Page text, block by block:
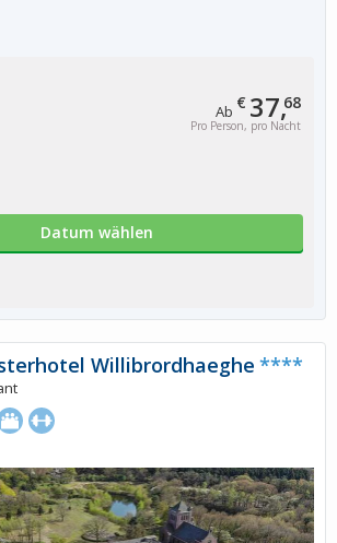
Ab € 37,68
Pro Person, pro Nacht
Datum wählen
Willibrordhaeghe ****